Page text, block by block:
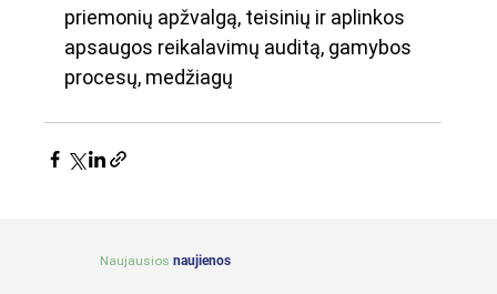
Naujausios naujienos
priemonių apžvalgą, teisinių ir aplinkos
apsaugos reikalavimų auditą, gamybos
procesų, medžiagų